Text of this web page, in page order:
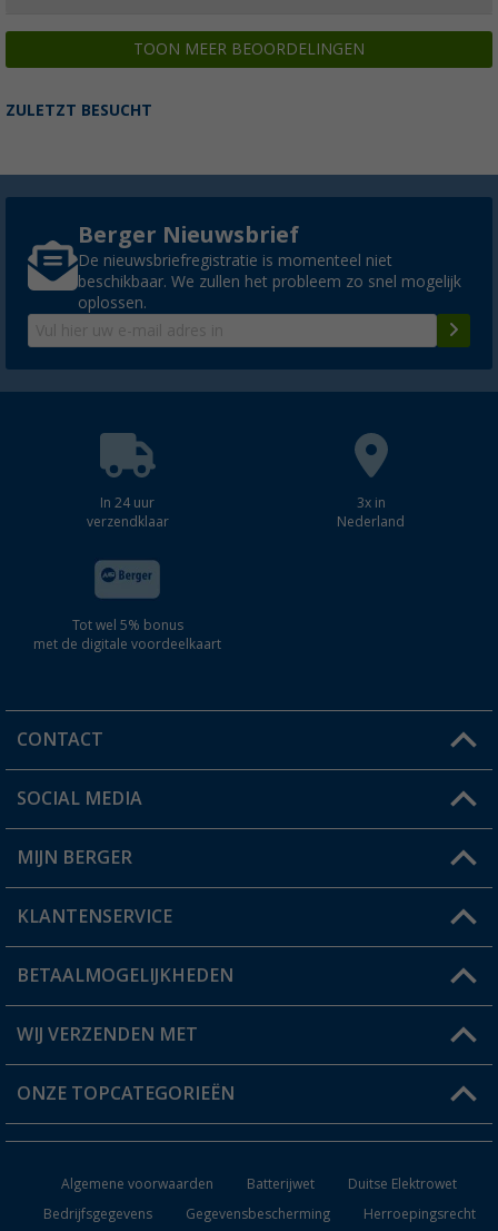
TOON MEER BEOORDELINGEN
ZULETZT BESUCHT
Berger Nieuwsbrief
De nieuwsbriefregistratie is momenteel niet
beschikbaar. We zullen het probleem zo snel mogelijk
oplossen.
In 24 uur
verzendklaar
3x in
Nederland
Tot wel 5% bonus
met de digitale voordeelkaart
CONTACT
Een vraag?
Winkel vinden
SOCIAL MEDIA
MIJN BERGER
Mijn account
Status bestelling
Verlanglijstje
KLANTENSERVICE
FAQ & Contact
Verzendinformatie
Catalogus
BETAALMOGELIJKHEDEN
WIJ VERZENDEN MET
ONZE TOPCATEGORIEËN
Keukenaccessoires
Algemene voorwaarden Batterijwet
Duitse Elektrowet
Bedrijfsgegevens
Gegevensbescherming Herroepingsrecht